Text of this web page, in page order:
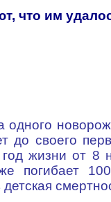
что им
до своего
жизни от 8
погибает